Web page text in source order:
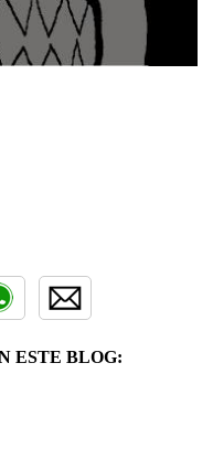
ESTE BLOG: